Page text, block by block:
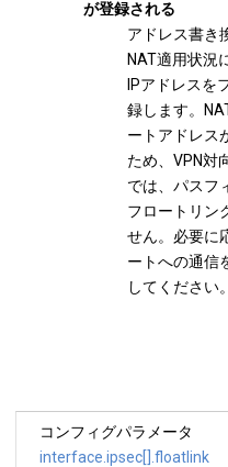
が登録される
アドレス書き
NAT適用状況
IPアドレスを
録します。
ートアドレス
ため、VPN対
では、パスフ
フロートリン
せん。必要に
ートへの通信
してください。
コンフィグパラメータ
interface.ipsec[].floatlink